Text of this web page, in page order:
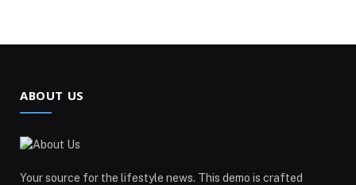
ABOUT US
Your source for the lifestyle news. This demo is crafted